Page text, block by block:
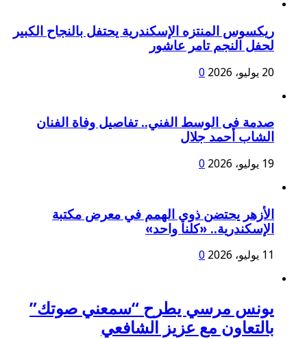
ريكسوس المنتزه الإسكندرية يحتفل بالنجاح الكبير
لحفل النجم تامر عاشور
20 يوليو، 2026 0
صدمة فى الوسط الفني.. تفاصيل وفاة الفنان
الشاب أحمد جلال
19 يوليو، 2026 0
الأزهر يحتضن ذوي الهمم في معرض مكتبة
الإسكندرية.. «كلنا واحد»
11 يوليو، 2026 0
يونس مرسي يطرح “سمعني صوتك”
بالتعاون مع عزيز الشافعي